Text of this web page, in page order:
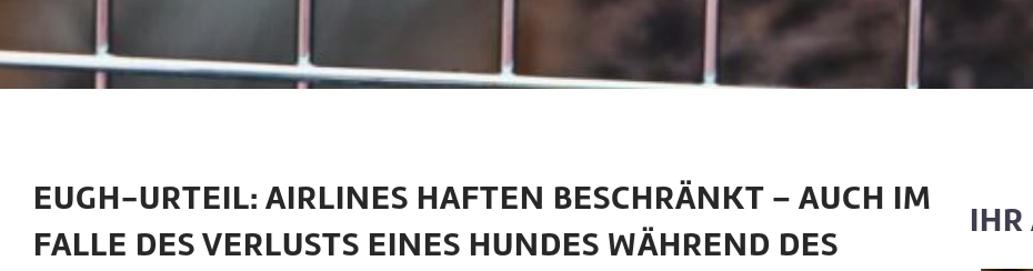
EUGH-URTEIL: AIRLINES HAFTEN BESCHRÄNKT – AUCH IM
FALLE DES VERLUSTS EINES HUNDES WÄHREND DES
IHR